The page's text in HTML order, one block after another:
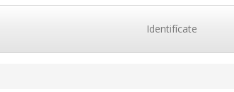
Identifícate